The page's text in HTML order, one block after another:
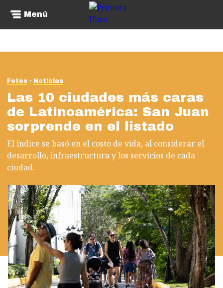
Menú
Fotos Noticias
Las 10 ciudades más caras
de Latinoamérica: San Juan
sorprende en el listado
El indice se basó en el costo de vida, al considerar el
desarrollo, infraestructura y los servicios de cada
ciudad.